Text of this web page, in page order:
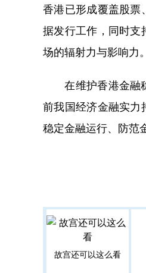
香港已形成覆盖股票
据发行工作，同时支
场的辐射力与影响力。
在维护香港金融稳
前我国经济金融实力
稳定金融运行、防范
故宫还可以这么看